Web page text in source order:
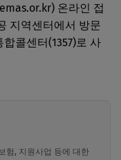
온라인 접
지역센터에서 방문
콜센터(1357)로 사
험, 지원사업 등에 대한